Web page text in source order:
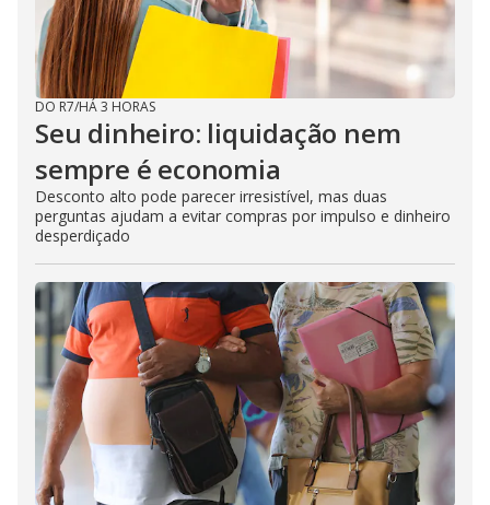
DO R7/HÁ 3 HORAS
Seu dinheiro: liquidação nem
sempre é economia
Desconto alto pode parecer irresistível, mas duas
perguntas ajudam a evitar compras por impulso e dinheiro
desperdiçado